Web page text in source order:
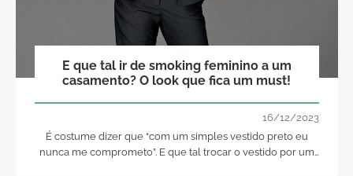
E que tal ir de smoking feminino a um
casamento? O look que fica um must!
16/12/2023
É costume dizer que “com um simples vestido preto eu
nunca me comprometo”. E que tal trocar o vestido por um